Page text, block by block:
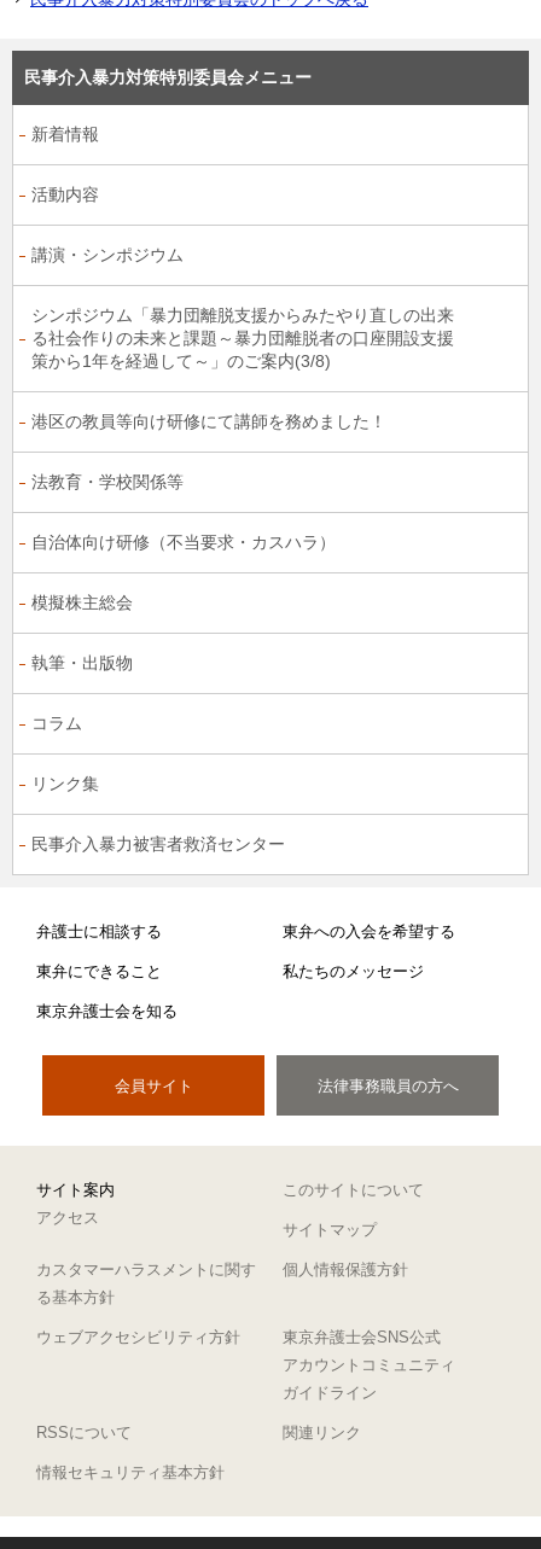
民事介入暴力対策特別委員会メニュー
新着情報
活動内容
講演・シンポジウム
シンポジウム「暴力団離脱支援からみたやり直しの出来
る社会作りの未来と課題～暴力団離脱者の口座開設支援
策から1年を経過して～」のご案内(3/8)
港区の教員等向け研修にて講師を務めました！
法教育・学校関係等
自治体向け研修（不当要求・カスハラ）
模擬株主総会
執筆・出版物
コラム
リンク集
民事介入暴力被害者救済センター
弁護士に相談する 東弁への入会を希望する
東弁にできること 私たちのメッセージ
東京弁護士会を知る
会員サイト 法律事務職員の方へ
サイト案内
このサイトについて
アクセス
サイトマップ
カスタマーハラスメントに関す
る基本方針
個人情報保護方針
ウェブアクセシビリティ方針
東京弁護士会SNS公式
アカウントコミュニティ
ガイドライン
RSSについて 関連リンク
情報セキュリティ基本方針